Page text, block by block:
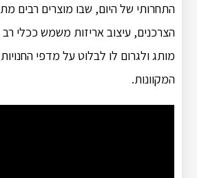
התחרותי של היום, שבו מוצרים רבים
הצרכנים, עיצוב אריזות משמש ככלי רב
מותג ולגרום לו לבלוט על מדפי
המקוונות.